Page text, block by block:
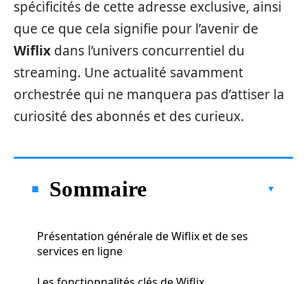
spécificités de cette adresse exclusive, ainsi
que ce que cela signifie pour l’avenir de
Wiflix dans l’univers concurrentiel du
streaming. Une actualité savamment
orchestrée qui ne manquera pas d’attiser la
curiosité des abonnés et des curieux.
Sommaire
Présentation générale de Wiflix et de ses
services en ligne